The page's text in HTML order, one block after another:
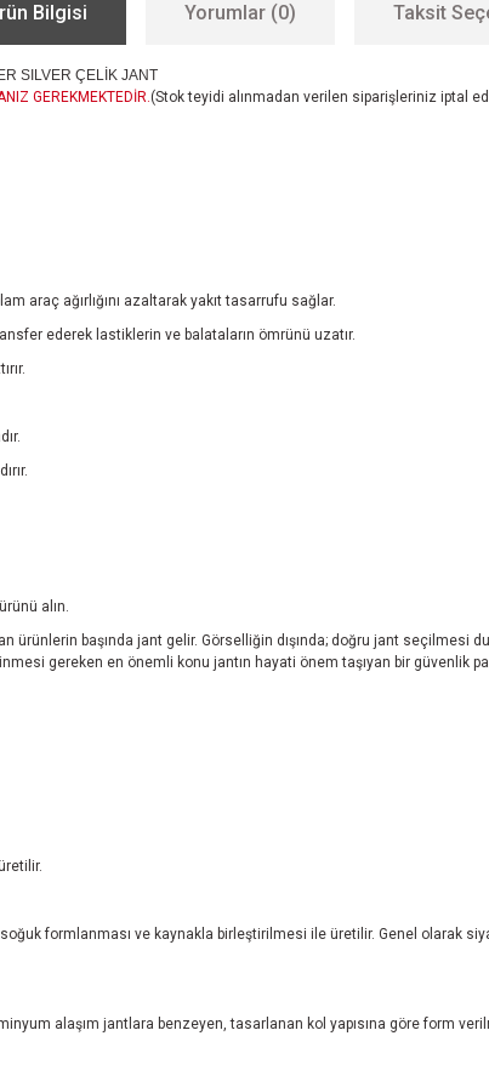
Bilgisi Yorumlar (0) Taksit
SILVER ÇELİK JANT
GEREKMEKTEDİR.(Stok teyidi alınmadan verilen siparişleriniz iptal
araç ağırlığını azaltarak yakıt tasarrufu sağlar.
ederek lastiklerin ve balataların ömrünü uzatır.
alın.
ürünlerin başında jant gelir. Görselliğin dışında; doğru jant
gereken en önemli konu jantın hayati önem taşıyan bir güvenlik
formlanması ve kaynakla birleştirilmesi ile üretilir. Genel olarak
alaşım jantlara benzeyen, tasarlanan kol yapısına göre form